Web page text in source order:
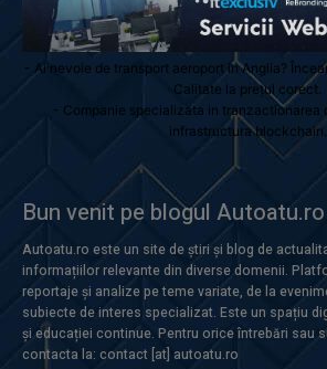
- Ai nevoie de transport aeroport in Anglia?
Calitate la prețul corect.
- Companie specializata in tranzactionarea
infrastructura blockchain.
Bun venit pe blogul
Autoatu.ro este un site de știri și blog de
informațiilor relevante din diverse domenii.
reportaje și analize pe teme variate, de la
subiecte de interes specializat. Este un spațiu
și educației continue. Pentru orice întrebări sau
contacta la: contact [at] autoatu.ro